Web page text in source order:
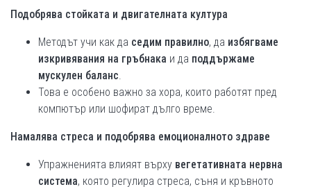
Подобрява стойката и двигателната култура
Методът учи как да седим правилно, да избягваме
изкривявания на гръбнака и да поддържаме
мускулен баланс.
Това е особено важно за хора, които работят пред
компютър или шофират дълго време.
Намалява стреса и подобрява емоционалното здраве
Упражненията влияят върху вегетативната нервна
система, която регулира стреса, съня и кръвното